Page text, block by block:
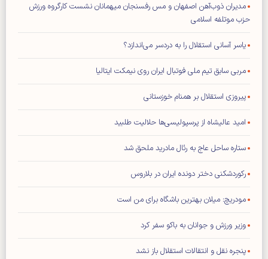
مدیران ذوب‌آهن اصفهان و مس رفسنجان میهمانان نشست کارگروه ورزش
حزب موتلفه اسلامی
یاسر آسانی استقلال را به دردسر می‌اندازد؟
مربی سابق تیم ملی فوتبال ایران روی نیمکت ایتالیا
پیروزی استقلال بر همنام خوزستانی
امید عالیشاه از پرسپولیسی‌ها حلالیت طلبید
ستاره ساحل عاج به رئال مادرید ملحق شد
رکوردشکنی دختر دونده ایران در بلاروس
مودریچ: میلان بهترین باشگاه برای من است
وزیر ورزش و جوانان به باکو سفر کرد
پنجره نقل و انتقالات استقلال باز نشد